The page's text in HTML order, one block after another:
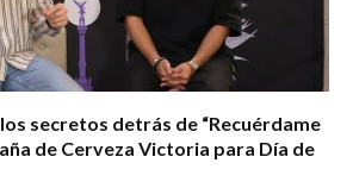
secretos detrás de “Recuérdame
de Cerveza Victoria para Día de